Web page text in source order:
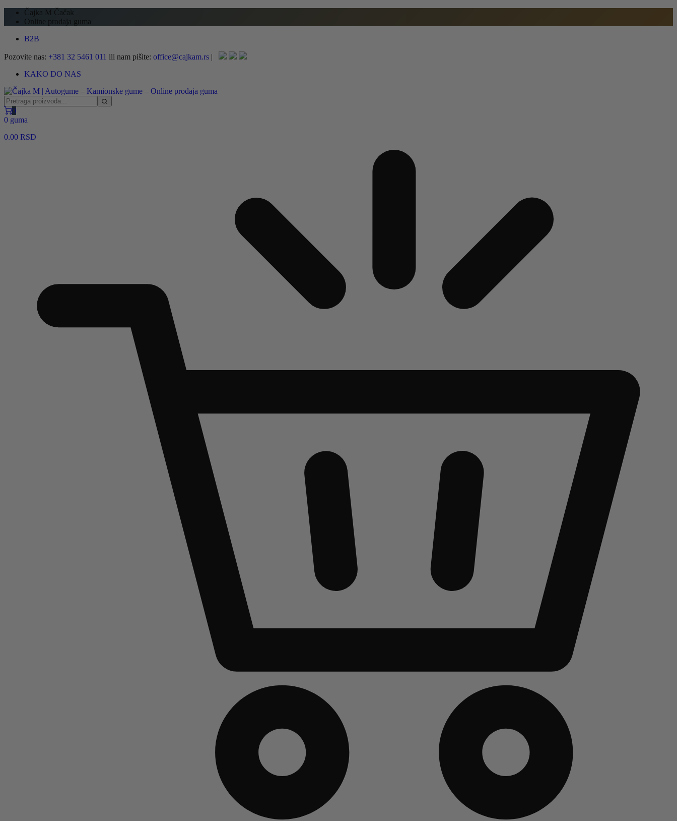
Čajka M Čačak
Online prodaja guma
B2B
Pozovite nas: +381 32 5461 011 ili nam pišite: office@cajkam.rs |
KAKO DO NAS
0
0 guma
0.00 RSD